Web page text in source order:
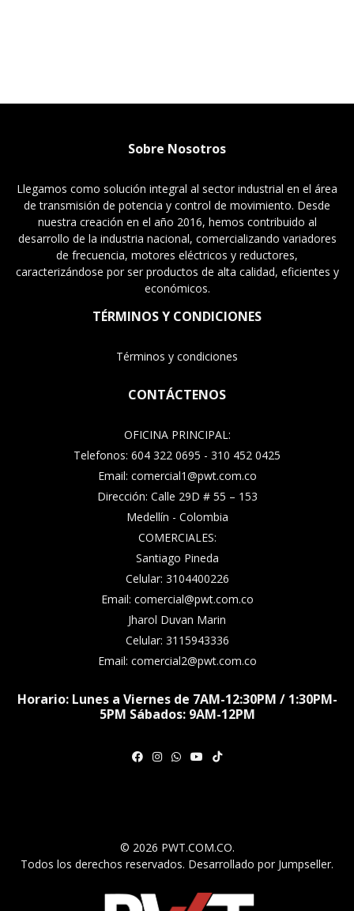
Sobre Nosotros
Llegamos como solución integral al sector industrial en el área
de transmisión de potencia y control de movimiento. Desde
nuestra creación en el año 2016, hemos contribuido al
desarrollo de la industria nacional, comercializando variadores
de frecuencia, motores eléctricos y reductores,
caracterizándose por ser productos de alta calidad, eficientes y
económicos.
TÉRMINOS Y CONDICIONES
Términos y condiciones
CONTÁCTENOS
OFICINA PRINCIPAL:
Telefonos: 604 322 0695 - 310 452 0425
Email: comercial1@pwt.com.co
Dirección: Calle 29D # 55 – 153
Medellín - Colombia
COMERCIALES:
Santiago Pineda
Celular: 3104400226
Email: comercial@pwt.com.co
Jharol Duvan Marin
Celular: 3115943336
Email: comercial2@pwt.com.co
Horario: Lunes a Viernes de 7AM-12:30PM / 1:30PM-
5PM Sábados: 9AM-12PM
© 2026 PWT.COM.CO.
Todos los derechos reservados. Desarrollado por Jumpseller.